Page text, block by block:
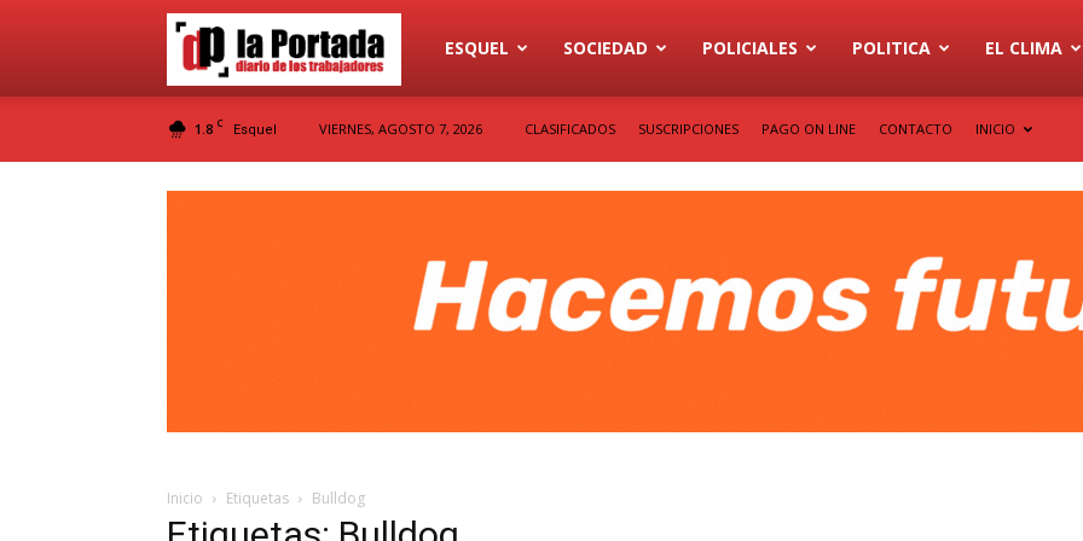
Diario
ESQUEL SOCIEDAD POLICIALES POLITICA EL CLIMA
1.8 C Esquel VIERNES, AGOSTO 7, 2026 CLASIFICADOS SUSCRIPCIONES PAGO ON LINE CONTACTO INICIO
Inicio Etiquetas Bulldog